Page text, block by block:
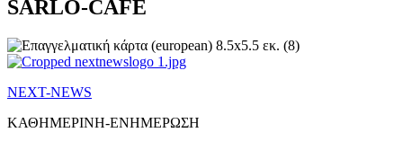
SARLO-CAFE
NEXT-NEWS
ΚΑΘΗΜΕΡΙΝΗ-ΕΝΗΜΕΡΩΣΗ